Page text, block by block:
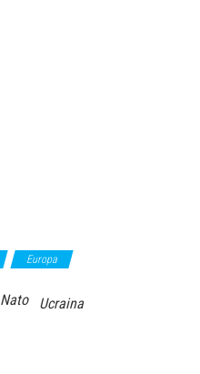
Europa
Nato Ucraina